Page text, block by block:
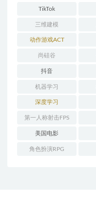
TikTok
三维建模
动作游戏ACT
尚硅谷
抖音
机器学习
深度学习
第一人称射击FPS
美国电影
角色扮演RPG